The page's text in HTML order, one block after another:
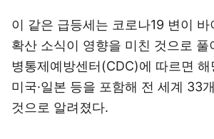
이 같은 급등세는 코로나19 변이 바
확산 소식이 영향을 미친 것으로 풀
병통제예방센터(CDC)에 따르면 해
미국·일본 등을 포함해 전 세계 33
것으로 알려졌다.